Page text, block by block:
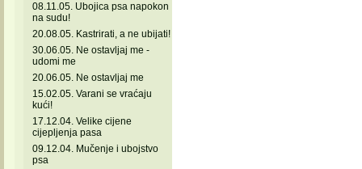
08.11.05. Ubojica psa napokon
na sudu!
20.08.05. Kastrirati, a ne ubijati!
30.06.05. Ne ostavljaj me -
udomi me
20.06.05. Ne ostavljaj me
15.02.05. Varani se vraćaju
kući!
17.12.04. Velike cijene
cijepljenja pasa
09.12.04. Mučenje i ubojstvo
psa